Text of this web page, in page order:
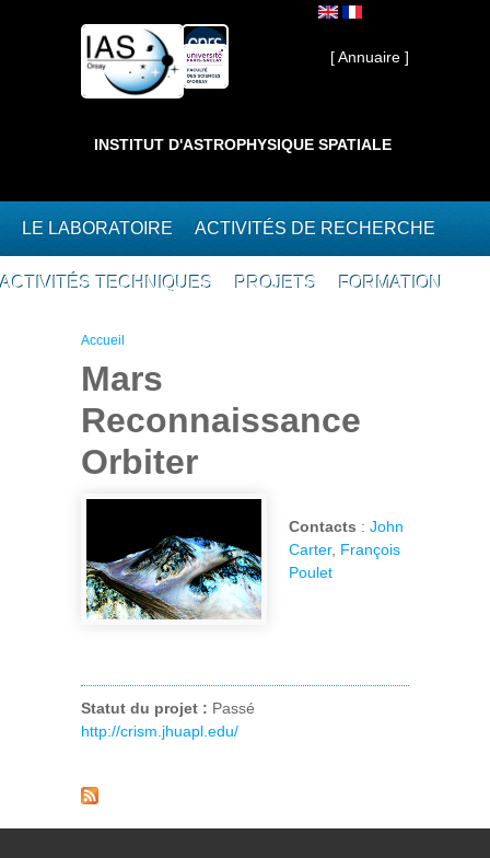
Interne ]
[ Annuaire ]
INSTITUT D'ASTROPHYSIQUE SPATIALE
LE LABORATOIRE ACTIVITÉS DE RECHERCHE
ACTIVITÉS TECHNIQUES PROJETS FORMATION
Vous êtes ici
Accueil
Mars
Reconnaissance
Orbiter
Contacts : John
Carter, François
Poulet
Statut du projet : Passé
http://crism.jhuapl.edu/